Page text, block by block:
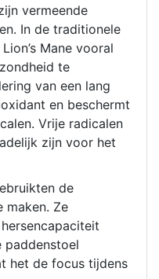
vermeende
In de traditionele
Mane vooral
te
van een lang
en beschermt
Vrije radicalen
zijn voor het
de
maken. Ze
paddenstoel
het de focus tijdens